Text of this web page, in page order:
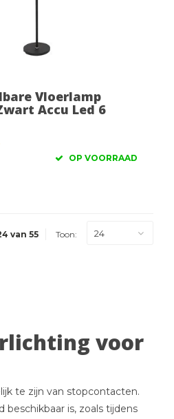
Vloerlamp
Accu Led 6
OP VOORRAAD
van 55 Toon: 24
voor
te zijn van stopcontacten.
is, zoals tijdens